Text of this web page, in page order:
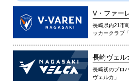
V・ファー
長崎県内21市
ッカークラブ
長崎ヴェル
長崎初のプロ
ヴェルカ」